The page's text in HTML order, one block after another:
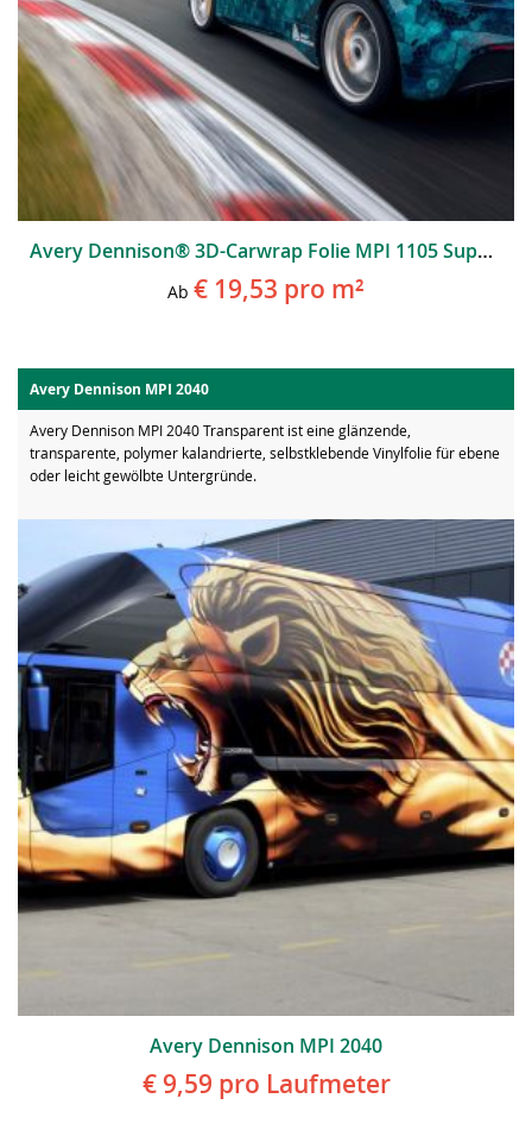
Avery Dennison® 3D-Carwrap Folie MPI 1105 Supercast EA RS
Ab € 19,53 pro m²
Avery Dennison MPI 2040
Avery Dennison MPI 2040 Transparent ist eine glänzende,
transparente, polymer kalandrierte, selbstklebende Vinylfolie für ebene
oder leicht gewölbte Untergründe.
Avery Dennison MPI 2040
€ 9,59 pro Laufmeter